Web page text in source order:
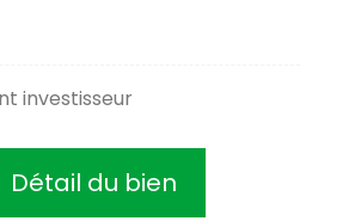
investisseur
Détail du bien